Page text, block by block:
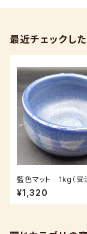
最近チェックし
藍色マット 1kg（受
日後発送）
¥1,320